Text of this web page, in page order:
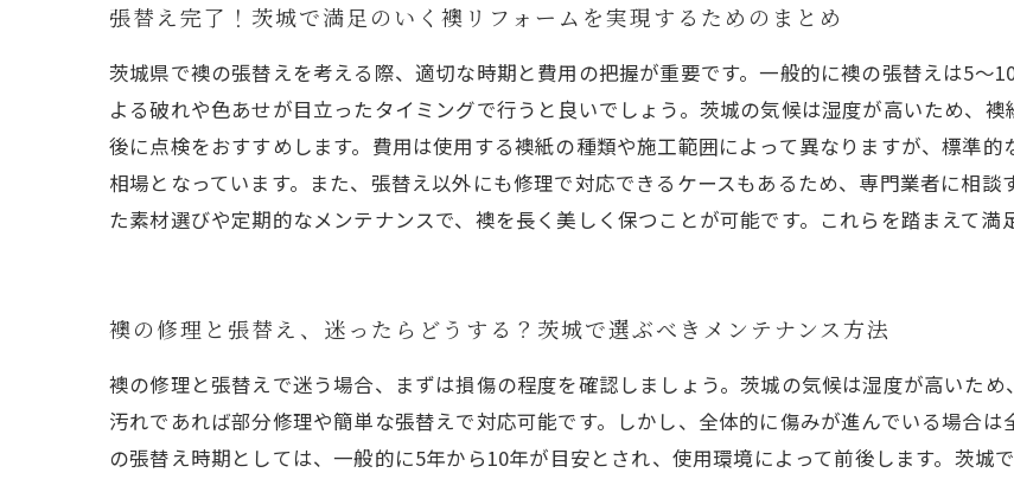
張替え完了！茨城で満足のいく襖リフォームを実現するためのまとめ
茨城県で襖の張替えを考える際、適切な時期と費用の把握が重要です。一般的に襖の張替えは5～
よる破れや色あせが目立ったタイミングで行うと良いでしょう。茨城の気候は湿度が高いため、
後に点検をおすすめします。費用は使用する襖紙の種類や施工範囲によって異なりますが、標準
相場となっています。また、張替え以外にも修理で対応できるケースもあるため、専門業者に相
た素材選びや定期的なメンテナンスで、襖を長く美しく保つことが可能です。これらを踏まえて満
襖の修理と張替え、迷ったらどうする？茨城で選ぶべきメンテナンス方法
襖の修理と張替えで迷う場合、まずは損傷の程度を確認しましょう。茨城の気候は湿度が高いた
汚れであれば部分修理や簡単な張替えで対応可能です。しかし、全体的に傷みが進んでいる場合
の張替え時期としては、一般的に5年から10年が目安とされ、使用環境によって前後します。茨城